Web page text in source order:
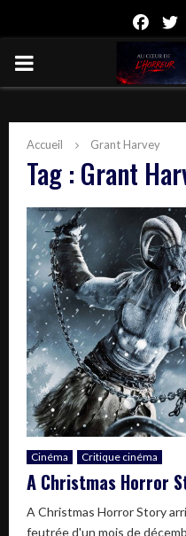
PRIMARY
Accueil Grant Harvey
Tag : Grant
Cinéma Critique cinéma
A Christmas Horror
A Christmas Horror Story
feutrée d'un mois de